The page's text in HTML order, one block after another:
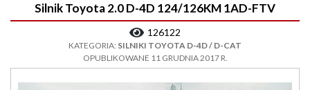
Silnik Toyota 2.0 D-4D 124/126KM 1AD-FTV
126122
KATEGORIA: SILNIKI TOYOTA D-4D / D-CAT
OPUBLIKOWANE 11 GRUDNIA 2017 R.